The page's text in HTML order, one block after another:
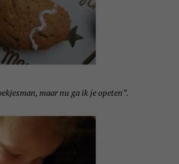
maar nu ga ik je opeten”.